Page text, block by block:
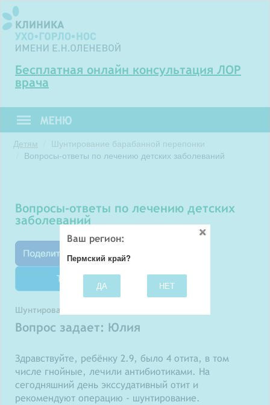
Бесплатная онлайн консультация ЛОР
врача
Детям
Шунтирование барабанной перепонки
Вопросы-ответы по лечению детских заболеваний
вопросы-ответы по лечению детских
заболеваний
Твитнуть
Шунтирование барабанной перепонки
Вопрос задает: Юлия
Здравствуйте, ребёнку 2.9, было 4 отита, в том
числе гнойные, лечили антибиотиками. На
сегодняшний день экссудативный отит и
рекомендуют операцию - шунтирование.
Ваш регион:
Пермский край?
ДА НЕТ